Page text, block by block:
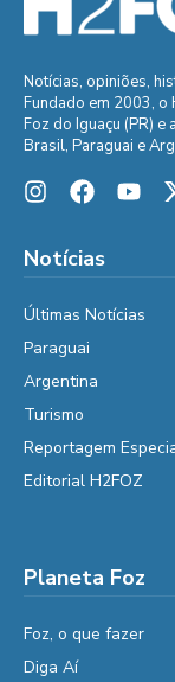
Notícias, opiniões,
Fundado em 2003,
Foz do Iguaçu (PR)
Brasil, Paraguai e
Notícias
Últimas Notícias
Paraguai
Argentina
Turismo
Reportagem
Editorial H2FOZ
Planeta Foz
Foz, o que fazer
Diga Aí